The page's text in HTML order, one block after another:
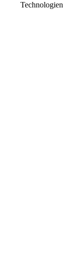
Technologien